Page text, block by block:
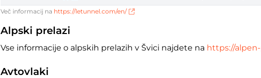
Več informacij na https://letunnel.com/en/
Alpski prelazi
Vse informacije o alpskih prelazih v Švici najdete na https://
Avtovlaki